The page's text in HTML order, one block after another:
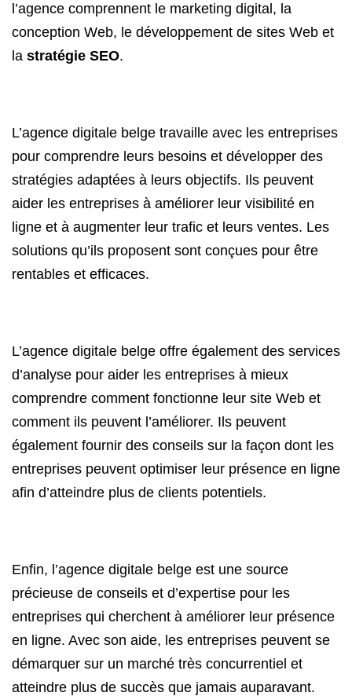
l’agence comprennent le marketing digital, la
conception Web, le développement de sites Web et
la stratégie SEO.
L’agence digitale belge travaille avec les entreprises
pour comprendre leurs besoins et développer des
stratégies adaptées à leurs objectifs. Ils peuvent
aider les entreprises à améliorer leur visibilité en
ligne et à augmenter leur trafic et leurs ventes. Les
solutions qu’ils proposent sont conçues pour être
rentables et efficaces.
L’agence digitale belge offre également des services
d’analyse pour aider les entreprises à mieux
comprendre comment fonctionne leur site Web et
comment ils peuvent l’améliorer. Ils peuvent
également fournir des conseils sur la façon dont les
entreprises peuvent optimiser leur présence en ligne
afin d’atteindre plus de clients potentiels.
Enfin, l’agence digitale belge est une source
précieuse de conseils et d’expertise pour les
entreprises qui cherchent à améliorer leur présence
en ligne. Avec son aide, les entreprises peuvent se
démarquer sur un marché très concurrentiel et
atteindre plus de succès que jamais auparavant.